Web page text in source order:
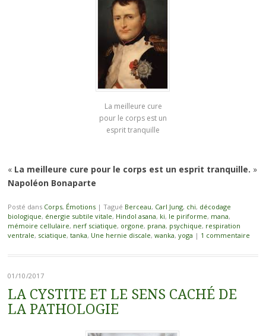
La meilleure cure
pour le corps est un
esprit tranquille
« La meilleure cure pour le corps est un esprit tranquille. »
Napoléon Bonaparte
Posté dans Corps, Émotions | Tagué Berceau, Carl Jung, chi, décodage
biologique, énergie subtile vitale, Hindol asana, ki, le piriforme, mana,
mémoire cellulaire, nerf sciatique, orgone, prana, psychique, respiration
ventrale, sciatique, tanka, Une hernie discale, wanka, yoga | 1 commentaire
01/10/2017
LA CYSTITE ET LE SENS CACHÉ DE
LA PATHOLOGIE